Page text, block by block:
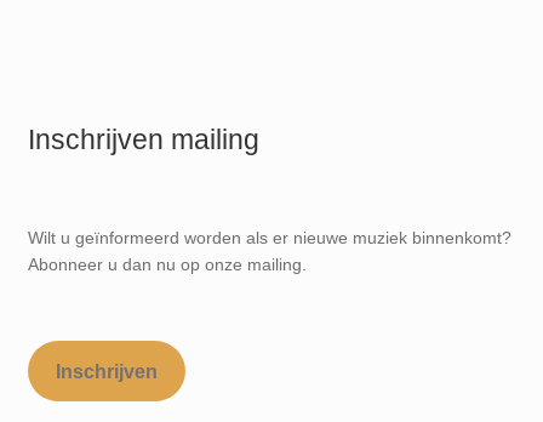
Inschrijven mailing
Wilt u geïnformeerd worden als er nieuwe muziek binnenkomt?
Abonneer u dan nu op onze mailing.
Inschrijven